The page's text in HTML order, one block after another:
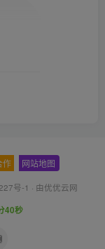
作 网站地图
号-1 · 由优优云网
41秒